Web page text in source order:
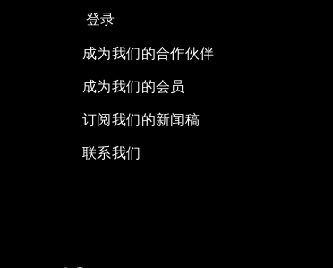
登录
成为我们的合作伙伴
成为我们的会员
订阅我们的新闻稿
联系我们